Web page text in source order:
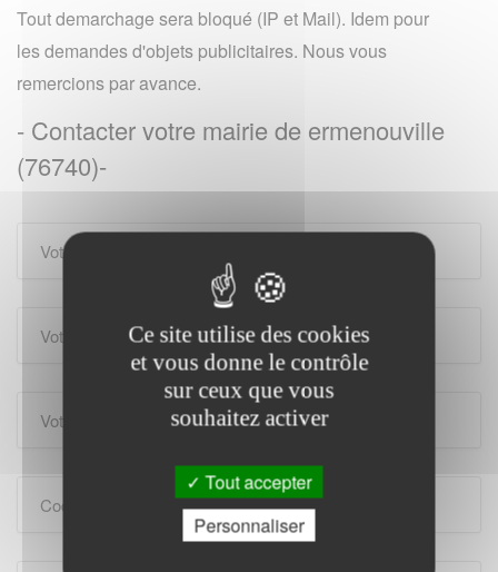
Tout demarchage sera bloqué (IP et Mail). Idem pour
les demandes d'objets publicitaires. Nous vous
remercions par avance.
- Contacter votre mairie de ermenouville
(76740)-
Ce site utilise des cookies
et vous donne le contrôle
sur ceux que vous
souhaitez activer
Tout accepter
Personnaliser